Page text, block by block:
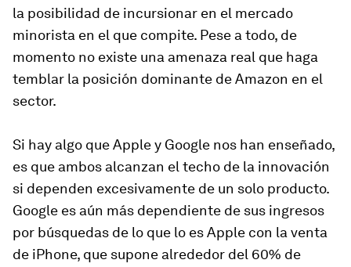
la posibilidad de incursionar en el mercado
minorista en el que compite. Pese a todo, de
momento no existe una amenaza real que haga
temblar la posición dominante de Amazon en el
sector.
Si hay algo que Apple y Google nos han enseñado,
es que ambos alcanzan el techo de la innovación
si dependen excesivamente de un solo producto.
Google es aún más dependiente de sus ingresos
por búsquedas de lo que lo es Apple con la venta
de iPhone, que supone alrededor del 60% de